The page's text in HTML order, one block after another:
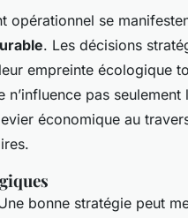
opérationnel se
. Les décisions
empreinte écologique
pas seulement
économique au
bonne stratégie peut